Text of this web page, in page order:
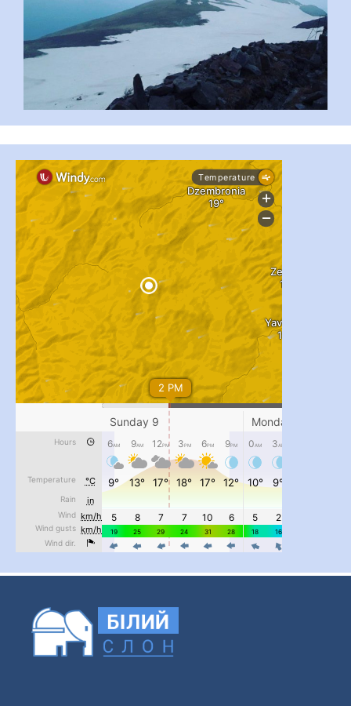
...
pimrec_project
#PipIvanToday
#PipIvanWeather
...
pimrec_project